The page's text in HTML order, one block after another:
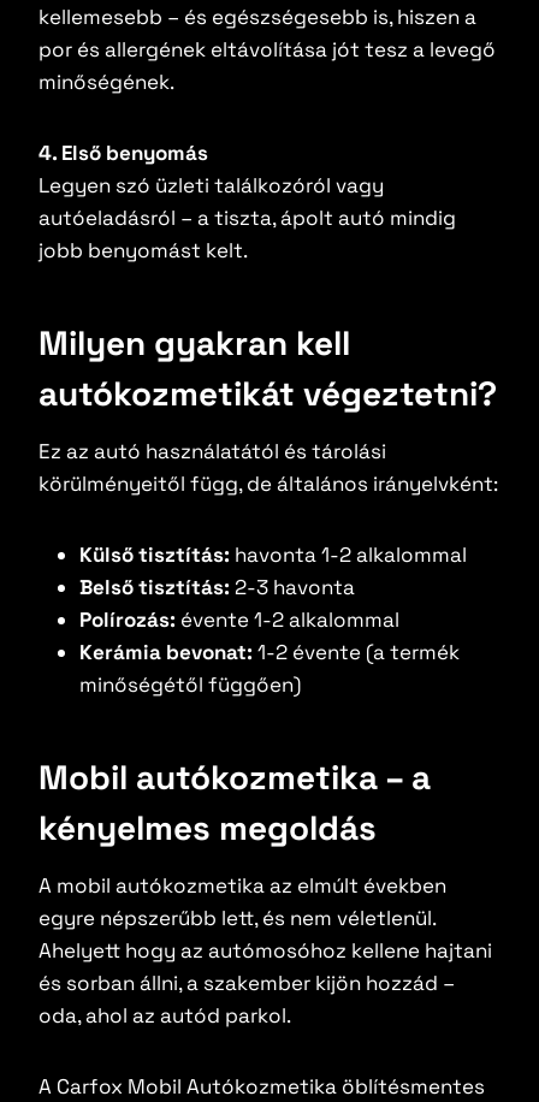
kellemesebb – és egészségesebb is, hiszen a
por és allergének eltávolítása jót tesz a levegő
minőségének.
4. Első benyomás
Legyen szó üzleti találkozóról vagy
autóeladásról – a tiszta, ápolt autó mindig
jobb benyomást kelt.
Milyen gyakran kell
autókozmetikát végeztetni?
Ez az autó használatától és tárolási
körülményeitől függ, de általános irányelvként:
Külső tisztítás: havonta 1-2 alkalommal
Belső tisztítás: 2-3 havonta
Polírozás: évente 1-2 alkalommal
Kerámia bevonat: 1-2 évente (a termék
minőségétől függően)
Mobil autókozmetika – a
kényelmes megoldás
A mobil autókozmetika az elmúlt években
egyre népszerűbb lett, és nem véletlenül.
Ahelyett hogy az autómosóhoz kellene hajtani
és sorban állni, a szakember kijön hozzád –
oda, ahol az autód parkol.
A Carfox Mobil Autókozmetika öblítésmentes